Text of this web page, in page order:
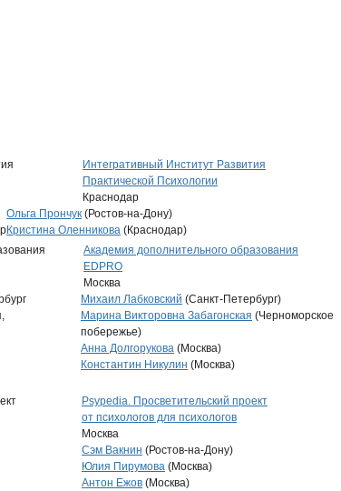
Интегративный Институт Развития
Практической Психологии
Краснодар
Ольга Прончук (Ростов-на-Дону)
Кристина Оленникова (Краснодар)
Академия дополнительного образования
EDPRO
Москва
Михаил Лабковский (Санкт-Петербург)
Марина Викторовна Забагонская (Черноморское
побережье)
Анна Долгорукова (Москва)
Константин Никулин (Москва)
Psypedia. Просветительский проект
от психологов для психологов
Москва
Сэм Вакнин (Ростов-на-Дону)
Юлия Пирумова (Москва)
Антон Ежов (Москва)